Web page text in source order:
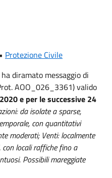
Protezione Civile
diramato messaggio di
AOO_026_3361) valido
e per le successive 24
da isolate a sparse,
con quantitativi
moderati; Venti: localmente
locali raffiche fino a
Possibili mareggiate